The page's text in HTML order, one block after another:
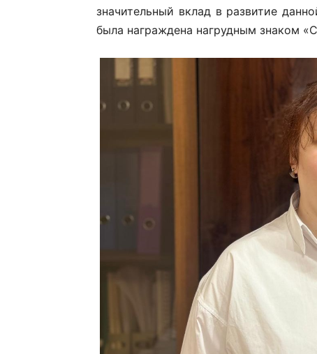
значительный вклад в развитие
была награждена нагрудным знаком